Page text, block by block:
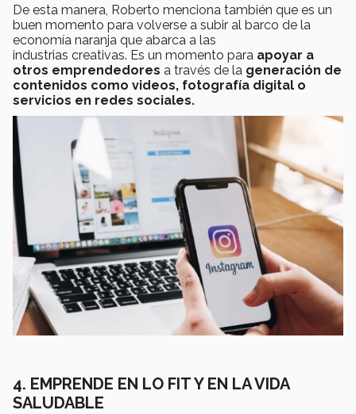
De esta manera, Roberto menciona también que es un
buen momento para volverse a subir al barco de la
economía naranja que abarca a las
industrias creativas. Es un momento para apoyar a
otros emprendedores a través de la generación de
contenidos como videos, fotografía digital o
servicios en redes sociales.
4. EMPRENDE EN LO FIT Y EN LA VIDA
SALUDABLE